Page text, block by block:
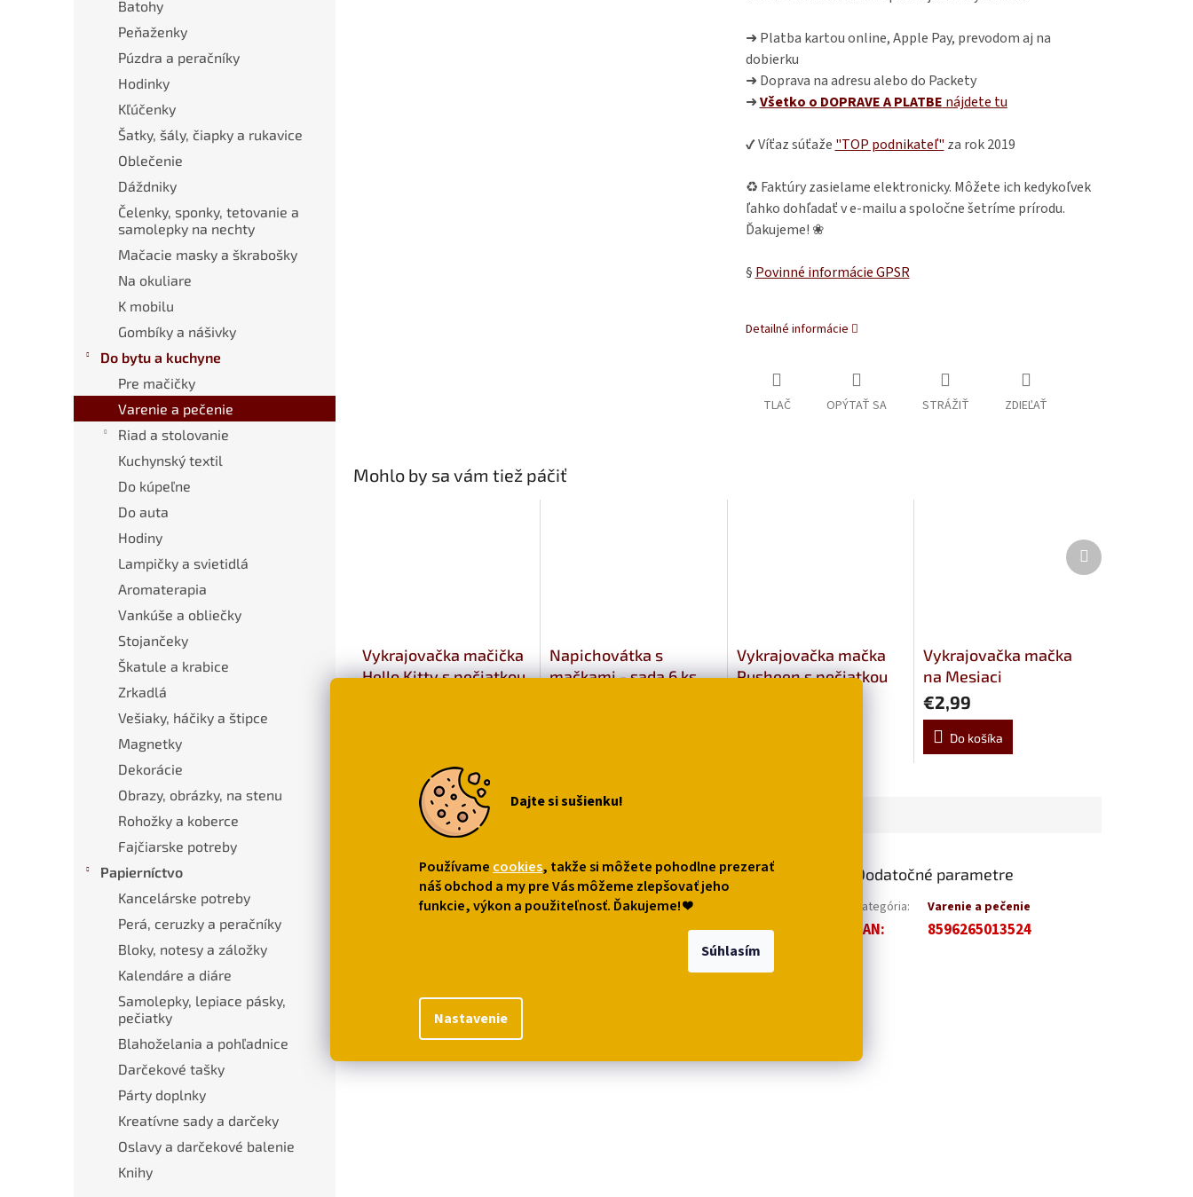
Dajte si sušienku!
Používame cookies, takže si môžete pohodlne prezerať
náš obchod a my pre Vás môžeme zlepšovať jeho
funkcie, výkon a použiteľnosť. Ďakujeme!❤
Nastavenie
Súhlasím
Batohy
Peňaženky
Púzdra a peračníky
Hodinky
Kľúčenky
Šatky, šály, čiapky a rukavice
Oblečenie
Dáždniky
Čelenky, sponky, tetovanie a
samolepky na nechty
Mačacie masky a škrabošky
Na okuliare
K mobilu
Gombíky a nášivky
Do bytu a kuchyne
Pre mačičky
Varenie a pečenie
Riad a stolovanie
Kuchynský textil
Do kúpeľne
Do auta
Hodiny
Lampičky a svietidlá
Aromaterapia
Vankúše a obliečky
Stojančeky
Škatule a krabice
Zrkadlá
Vešiaky, háčiky a štipce
Magnetky
Dekorácie
Obrazy, obrázky, na stenu
Rohožky a koberce
Fajčiarske potreby
Papierníctvo
Kancelárske potreby
Perá, ceruzky a peračníky
Bloky, notesy a záložky
Kalendáre a diáre
Samolepky, lepiace pásky,
pečiatky
Blahoželania a pohľadnice
Darčekové tašky
Párty doplnky
Kreatívne sady a darčeky
Oslavy a darčekové balenie
Knihy
➜ Platba kartou online, Apple Pay, prevodom aj na
dobierku
➜ Doprava na adresu alebo do Packety
➜Všetko o DOPRAVE A PLATBE nájdete tu
✔ Víťaz súťaže "TOP podnikateľ" za rok 2019
♻ Faktúry zasielame elektronicky. Môžete ich kedykoľvek
ľahko dohľadať v e-mailu a spoločne šetríme prírodu.
Ďakujeme! ❀
§ Povinné informácie GPSR
Detailné informácie
TLAČ OPÝTAŤ SA STRÁŽIŤ ZDIEĽAŤ
Mohlo by sa vám tiež páčiť
Vykrajovačka mačička
Hello Kitty s pečiatkou
Napichovátka s
mačkami - sada 6 ks
Vykrajovačka mačka
Pusheen s pečiatkou
Vykrajovačka mačka
na Mesiaci
€2,99
Do košíka
Ďalší
produkt
Podobné (8)
Podrobný popis
Štýlový doplnok mačacej kuchyne-liatinová podložka pod hrniec či kanvicu
Dodatočné parametre
Kategória: Varenie a pečenie
EAN: 8596265013524